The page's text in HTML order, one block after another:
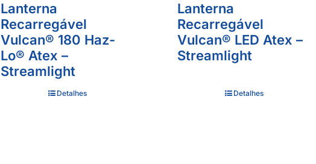
Lanterna
Recarregável
Vulcan® 180 Haz-
Lo® Atex –
Streamlight
Detalhes
Lanterna
Recarregável
Vulcan® LED Atex –
Streamlight
Detalhes